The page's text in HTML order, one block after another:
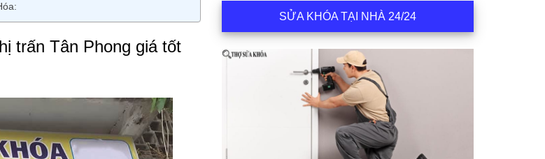
trấn Tân Phong giá tốt
SỬA KHÓA TẠI NHÀ 24/24